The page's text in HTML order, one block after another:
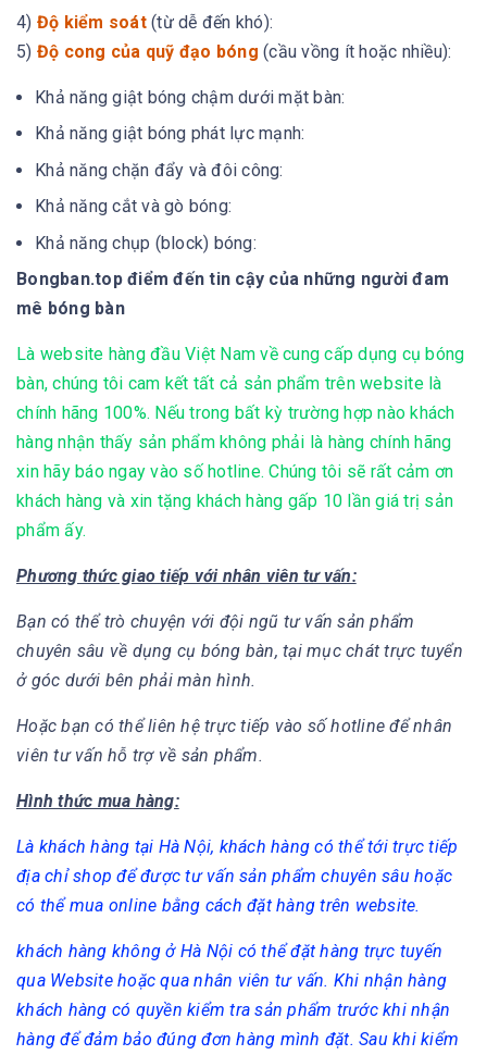
4) Độ kiểm soát(từ dễ đến khó):
5) Độ cong của quỹ đạo bóng (cầu vồng ít hoặc nhiều):
Khả năng giật bóng chậm dưới mặt bàn:
Khả năng giật bóng phát lực mạnh:
Khả năng chặn đẩy và đôi công:
Khả năng cắt và gò bóng:
Khả năng chụp (block) bóng:
Bongban.top điểm đến tin cậy của những người đam
mê bóng bàn
Là website hàng đầu Việt Nam về cung cấp dụng cụ bóng
bàn, chúng tôi cam kết tất cả sản phẩm trên website là
chính hãng 100%. Nếu trong bất kỳ trường hợp nào khách
hàng nhận thấy sản phẩm không phải là hàng chính hãng
xin hãy báo ngay vào số hotline. Chúng tôi sẽ rất cảm ơn
khách hàng và xin tặng khách hàng gấp 10 lần giá trị sản
phẩm ấy.
Phương thức giao tiếp với nhân viên tư vấn:
Bạn có thể trò chuyện với đội ngũ tư vấn sản phẩm
chuyên sâu về dụng cụ bóng bàn, tại mục chát trực tuyển
ở góc dưới bên phải màn hình.
Hoặc bạn có thể liên hệ trực tiếp vào số hotline để nhân
viên tư vấn hỗ trợ về sản phẩm.
Hình thức mua hàng:
Là khách hàng tại Hà Nội, khách hàng có thể tới trực tiếp
địa chỉ shop để được tư vấn sản phẩm chuyên sâu hoặc
có thể mua online bằng cách đặt hàng trên website.
khách hàng không ở Hà Nội có thể đặt hàng trực tuyến
qua Website hoặc qua nhân viên tư vấn. Khi nhận hàng
khách hàng có quyền kiểm tra sản phẩm trước khi nhận
hàng để đảm bảo đúng đơn hàng mình đặt. Sau khi kiểm